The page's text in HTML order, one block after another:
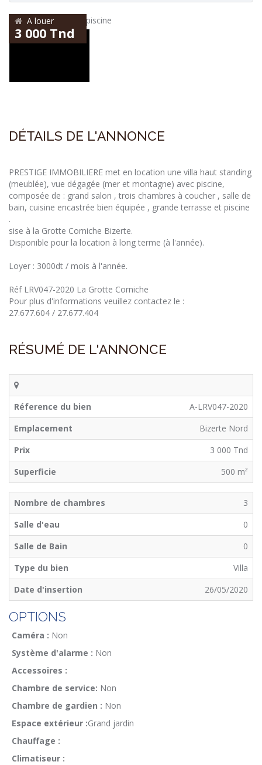
A louer
3 000 Tnd
DÉTAILS DE L'ANNONCE
PRESTIGE IMMOBILIERE met en location une villa haut standing
(meublée), vue dégagée (mer et montagne) avec piscine,
composée de : grand salon , trois chambres à coucher , salle de
bain, cuisine encastrée bien équipée , grande terrasse et piscine
.
sise à la Grotte Corniche Bizerte.
Disponible pour la location à long terme (à l'année).
Loyer : 3000dt / mois à l'année.
Réf LRV047-2020 La Grotte Corniche
Pour plus d'informations veuillez contactez le :
27.677.604 / 27.677.404
RÉSUMÉ DE L'ANNONCE
Réference du bien
A-LRV047-2020
Emplacement
Bizerte Nord
Prix
3 000 Tnd
Superficie
500 m²
Nombre de chambres
3
Salle d'eau
0
Salle de Bain
0
Type du bien
Villa
Date d'insertion
26/05/2020
OPTIONS
Caméra : Non
Système d'alarme : Non
Accessoires :
Chambre de service: Non
Chambre de gardien : Non
Espace extérieur :Grand jardin
Chauffage :
Climatiseur :